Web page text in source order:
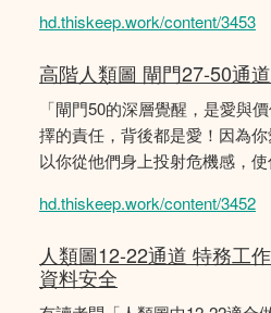
hd.thiskeep.work/content/3453
高階人類圖 閘門27-50通
「閘門50的深層覺醒，是愛與
擇的責任，背後都是愛！因為
以你從他們身上投射危機感，使
hd.thiskeep.work/content/3452
人類圖12-22通道 特務工
資料安全